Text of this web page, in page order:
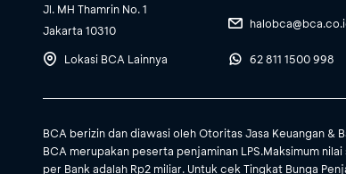
Jl. MH Thamrin No. 1
Jakarta 10310
Lokasi BCA Lainnya
62 811 1500 998
BCA berizin dan diawasi oleh Otoritas Jasa Keuangan &
BCA merupakan peserta penjaminan LPS.Maksimum
per Bank adalah Rp2 miliar. Untuk cek Tingkat Bunga